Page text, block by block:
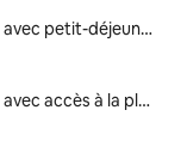
Locations avec petit-déjeuner
Locations avec accès à la plage